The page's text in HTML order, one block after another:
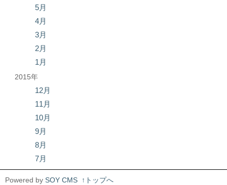
5月
4月
3月
2月
1月
2015年
12月
11月
10月
9月
8月
7月
Powered by SOY CMS ↑トップへ